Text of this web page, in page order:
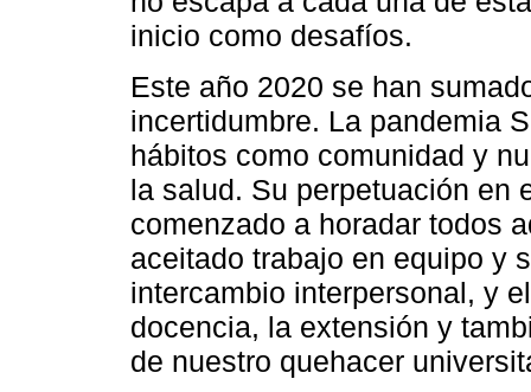
inicio como desafíos.
Este año 2020 se han
incertidumbre. La pandemia
hábitos como comunidad y
la salud. Su perpetuación en
comenzado a horadar todos
aceitado trabajo en equipo y
intercambio interpersonal, y
docencia, la extensión y
de nuestro quehacer